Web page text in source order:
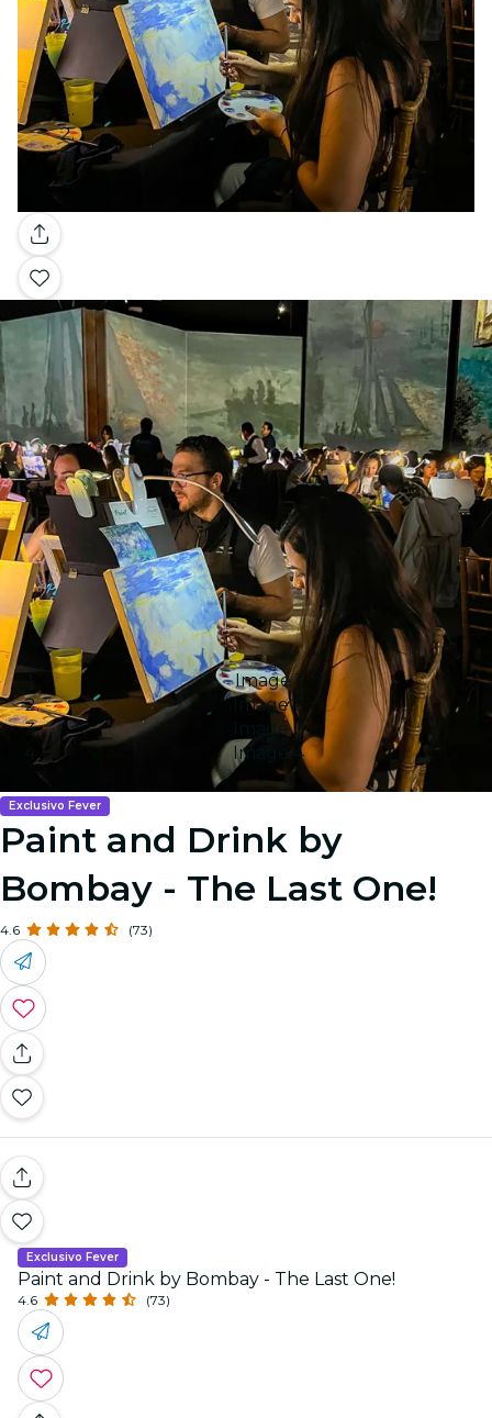
Galería
Image 1
Image 2
Image 3
Image 4
Exclusivo Fever
Paint and Drink by
Bombay - The Last One!
4.6 (73)
Exclusivo Fever
Paint and Drink by Bombay - The Last One!
4.6 (73)